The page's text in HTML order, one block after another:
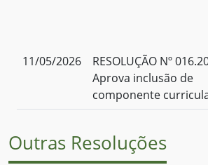
11/05/2026
RESOLUÇÃO Nº
Aprova inclusão de
componente
Outras Resoluções